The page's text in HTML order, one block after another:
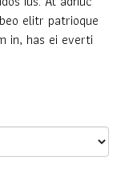
elitr patrioque
in, has ei everti